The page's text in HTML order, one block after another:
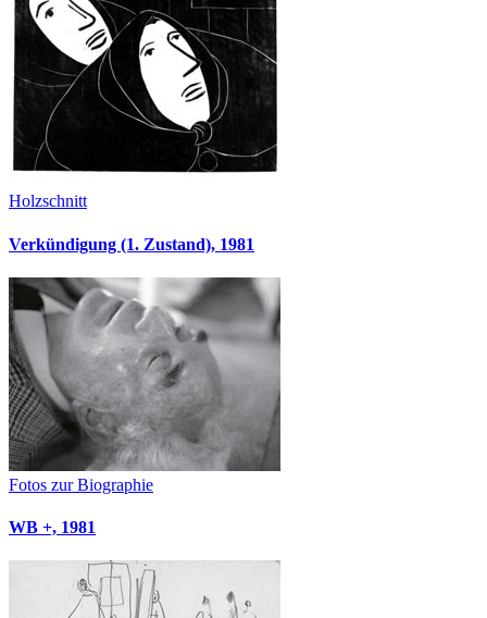
Holzschnitt
Verkündigung (1. Zustand), 1981
Fotos zur Biographie
WB +, 1981